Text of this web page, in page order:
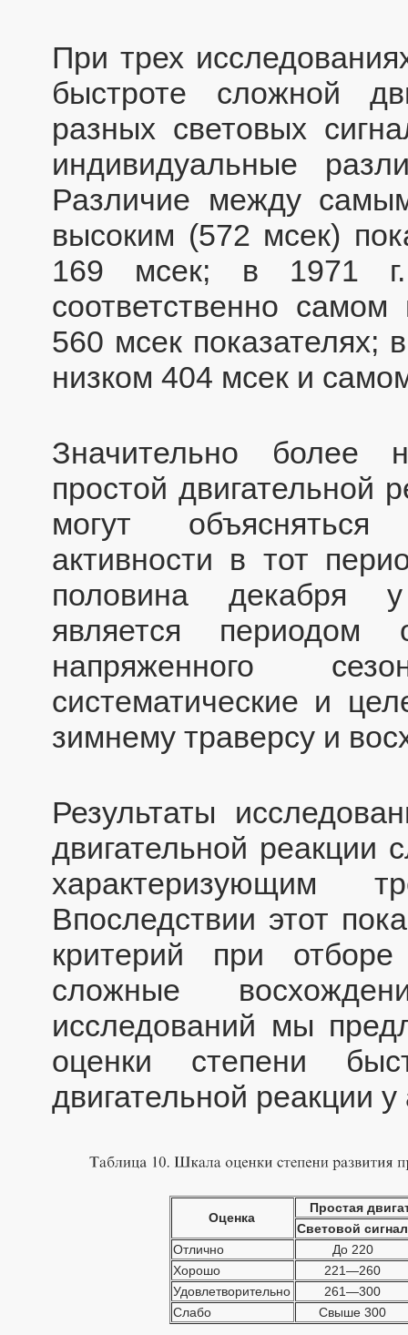
При трех
быстроте сложной
разных световых
индивидуальные
Различие между
высоким (572 мсек)
169 мсек; в 1971
соответственно
560 мсек
низком 404 мсек и
Значительно более
простой двигательной
могут объясняться
активности в тот
половина декабря
является периодом
напряженного
систематические и
зимнему траверсу и
Результаты
двигательной реакции
характеризующим
Впоследствии этот
критерий при
сложные
исследований мы
оценки степени
двигательной реакции
Оценка
Простая
Световой сигнал
Отлично
До 220
Хорошо
221—260
Удовлетворительно
261—300
Слабо
Свыше 300